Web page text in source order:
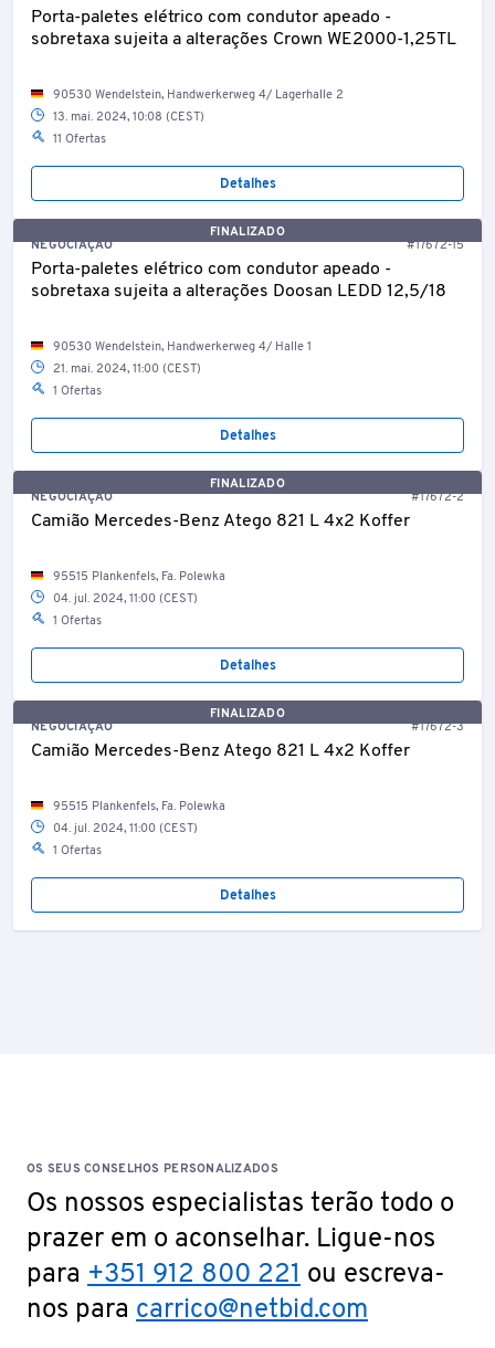
Porta-paletes elétrico com condutor apeado -
sobretaxa sujeita a alterações Crown WE2000-1,25TL
90530 Wendelstein, Handwerkerweg 4/ Lagerhalle 2
13. mai. 2024, 10:08 (CEST)
11 Ofertas
Detalhes
FINALIZADO
NEGOCIAÇÃO
#17672-15
Porta-paletes elétrico com condutor apeado -
sobretaxa sujeita a alterações Doosan LEDD 12,5/18
90530 Wendelstein, Handwerkerweg 4/ Halle 1
21. mai. 2024, 11:00 (CEST)
1 Ofertas
Detalhes
FINALIZADO
NEGOCIAÇÃO
#17672-2
Camião Mercedes-Benz Atego 821 L 4x2 Koffer
95515 Plankenfels, Fa. Polewka
04. jul. 2024, 11:00 (CEST)
1 Ofertas
Detalhes
FINALIZADO
NEGOCIAÇÃO
#17672-3
Camião Mercedes-Benz Atego 821 L 4x2 Koffer
95515 Plankenfels, Fa. Polewka
04. jul. 2024, 11:00 (CEST)
1 Ofertas
Detalhes
OS SEUS CONSELHOS PERSONALIZADOS
Os nossos especialistas terão todo o
prazer em o aconselhar. Ligue-nos
para +351 912 800 221 ou escreva-
nos para carrico@netbid.com